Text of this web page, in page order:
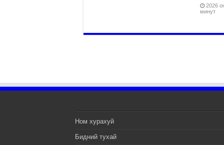
2026
минут
Ном хурахуй
Бидний тухай